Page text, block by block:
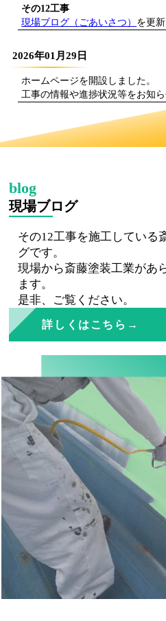
その12工事
現場ブログ（ごあいさつ） を更新
2026年01月29日
ホームページを開設しました。
工事の情報や進捗状況等をお知ら
現場ブログ
その12工事を施工している
グです。
現場から斎藤塗装工業があ
ます。
是非、ご覧ください。
詳しくはこちら→